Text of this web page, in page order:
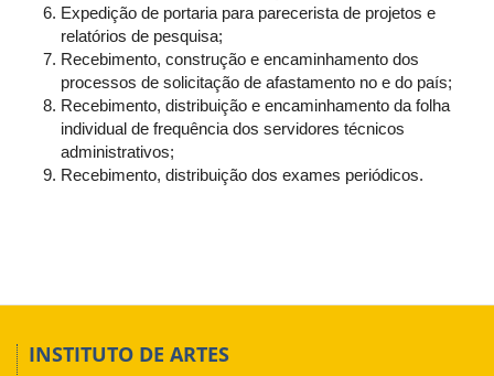
Expedição de portaria para parecerista de projetos e
relatórios de pesquisa;
Recebimento, construção e encaminhamento dos
processos de solicitação de afastamento no e do país;
Recebimento, distribuição e encaminhamento da folha
individual de frequência dos servidores técnicos
administrativos;
Recebimento, distribuição dos exames periódicos.
INSTITUTO DE ARTES